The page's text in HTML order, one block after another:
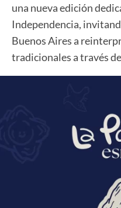
una nueva edición
Independencia,
Buenos Aires a
tradicionales a través